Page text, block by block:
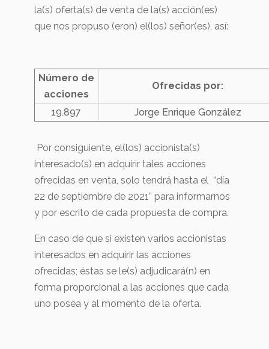
la(s) oferta(s) de venta de la(s) acción(es)
que nos propuso (eron) el(los) señor(es), así:
Número de
acciones
Ofrecidas por:
19.897 Jorge Enrique González
Por consiguiente, el(los) accionista(s)
interesado(s) en adquirir tales acciones
ofrecidas en venta, solo tendrá hasta el “día
22 de septiembre de 2021” para informarnos
y por escrito de cada propuesta de compra.
En caso de que si existen varios accionistas
interesados en adquirir las acciones
ofrecidas; éstas se le(s) adjudicará(n) en
forma proporcional a las acciones que cada
uno posea y al momento de la oferta.